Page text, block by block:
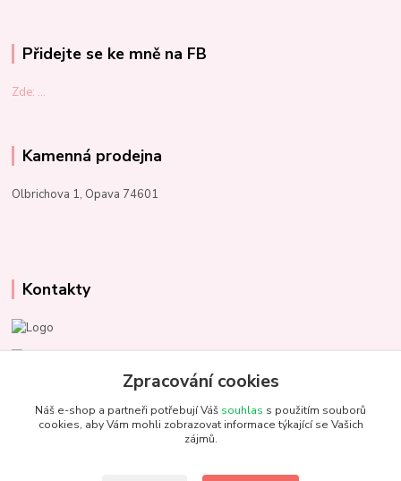
Přidejte se ke mně na FB
Zde: ...
Kamenná prodejna
Olbrichova 1, Opava 74601
Kontakty
Marcela Kupková
+420 731 153 484
info@unezbednychklubicek.cz
Zpracování cookies
Náš e-shop a partneři potřebují Váš souhlas s použitím souborů
cookies, aby Vám mohli zobrazovat informace týkající se Vašich
zájmů.